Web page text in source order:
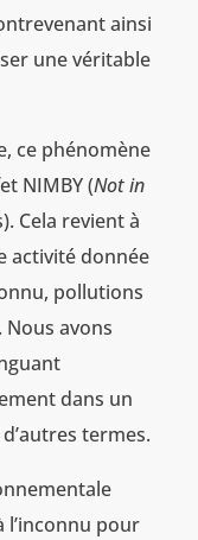
ainsi
une véritable
ce phénomène
NIMBY (Not in
Cela revient à
activité donnée
pollutions
avons
dans un
termes.
pour